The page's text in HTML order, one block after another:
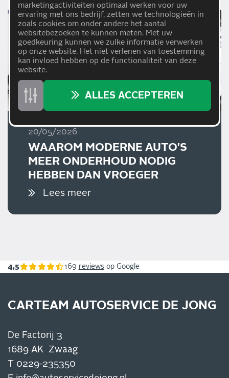
20/05/2026
WAAROM MODERNE AUTO'S
MEER ONDERHOUD NODIG
HEBBEN DAN VROEGER
Lees meer
4,5 169 reviews op Google
CARTEAM AUTOSERVICE DE JONG
De Factorij 3
1689 AK Zwaag
T 0229-235350
marketingactiviteiten optimaal werken voor uw
ervaring met ons bedrijf, zetten we technologieën in
zoals cookies om onder andere het aantal
websitebezoeken te kunnen meten. Met uw
goedkeuring kunnen we zulke informatie verwerken
op onze website. Het niet verlenen van toestemming
kan invloed hebben op de functionaliteit van deze
website.
ALLES ACCEPTEREN